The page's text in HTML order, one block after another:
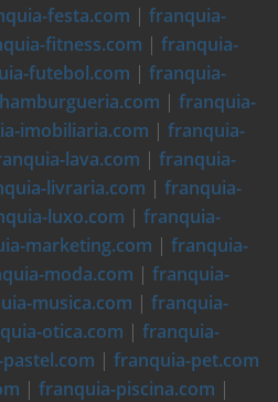
festa.com | franquia-
fitness.com | franquia-
futebol.com | franquia-
| franquia-
imobiliaria.com | franquia-
lava.com | franquia-
livraria.com | franquia-
luxo.com | franquia-
marketing.com | franquia-
moda.com | franquia-
musica.com | franquia-
otica.com | franquia-
| franquia-pet.com
| franquia-piscina.com |